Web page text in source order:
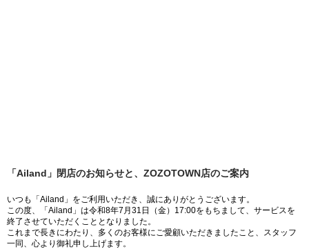
「Ailand」閉店のお知らせと、ZOZOTOWN店のご案内
いつも「Ailand」をご利用いただき、誠にありがとうございます。
この度、「Ailand」は令和8年7月31日（金）17:00をもちまして、サービスを
終了させていただくこととなりました。
これまで長きにわたり、多くのお客様にご愛顧いただきましたこと、スタッフ
一同、心より御礼申し上げます。